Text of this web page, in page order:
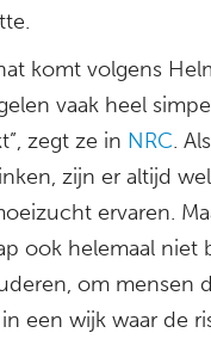
komt volgens
vaak heel
zegt ze in NRC.
zijn er altijd
ervaren.
ook helemaal niet
om mensen
een wijk waar de